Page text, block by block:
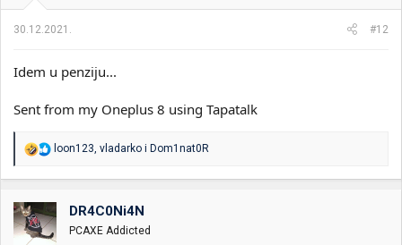
:
30.12.2021. #12
Idem u penziju...
Sent from my Oneplus 8 using Tapatalk
R
a
o
v
a
loon123, vladarko i Dom1nat0R
DR4C0Ni4N
PCAXE Addicted